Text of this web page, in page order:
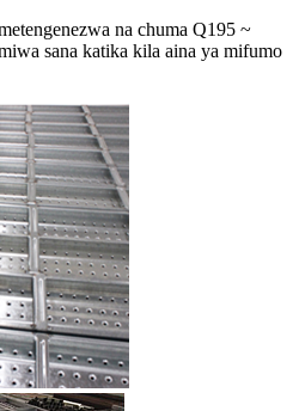
na chuma Q195 ~
sana katika kila aina ya mifumo